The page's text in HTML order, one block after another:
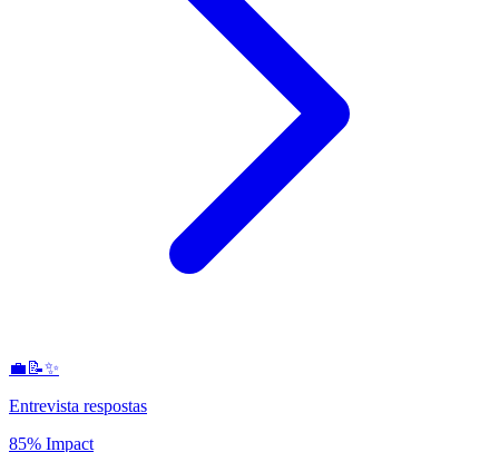
💼📝✨
Entrevista respostas
85% Impact